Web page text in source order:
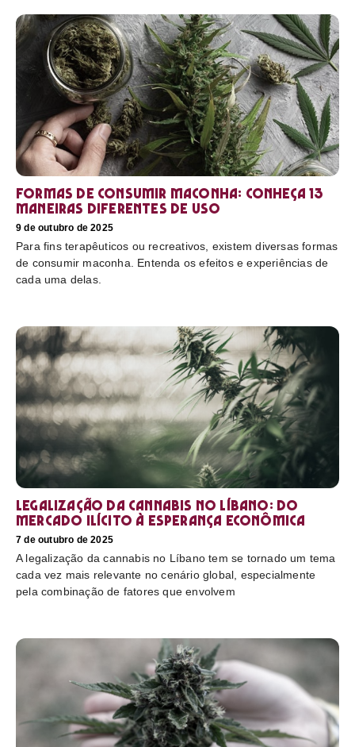
Formas de consumir maconha: conheça 13
maneiras diferentes de uso
9 de outubro de 2025
Para fins terapêuticos ou recreativos, existem diversas formas
de consumir maconha. Entenda os efeitos e experiências de
cada uma delas.
Legalização da cannabis no Líbano: do
mercado ilícito à esperança econômica
7 de outubro de 2025
A legalização da cannabis no Líbano tem se tornado um tema
cada vez mais relevante no cenário global, especialmente
pela combinação de fatores que envolvem